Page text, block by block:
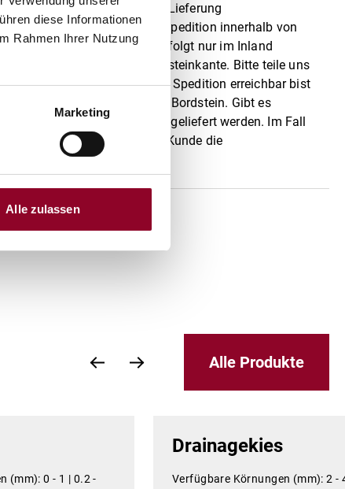
diese Informationen
Rahmen Ihrer Nutzung
Marketing
Alle zulassen
meistens per Spedition. Lieferung
(Big Bag) durch eine Spedition innerhalb von
Die Lieferung erfolgt nur im Inland
Straßen bis zur Bordsteinkante. Bitte teile uns
der du für den Fahrer der Spedition erreichbar bist
eine Abstellgenehmigung am Bordstein. Gibt es
kann die Ware nicht angeliefert werden. Im Fall
nach Versendung trägt der Kunde die
Alle Produkte
(mm):0 - 1 | 0.2 -
Drainagekies
Verfügbare Körnungen (mm):2 -